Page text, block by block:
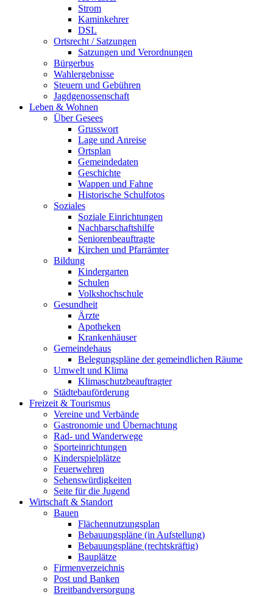
Strom
Kaminkehrer
DSL
Ortsrecht / Satzungen
Satzungen und Verordnungen
Bürgerbus
Wahlergebnisse
Steuern und Gebühren
Jagdgenossenschaft
Leben & Wohnen
Über Gesees
Grusswort
Lage und Anreise
Ortsplan
Gemeindedaten
Geschichte
Wappen und Fahne
Historische Schulfotos
Soziales
Soziale Einrichtungen
Nachbarschaftshilfe
Seniorenbeauftragte
Kirchen und Pfarrämter
Bildung
Kindergarten
Schulen
Volkshochschule
Gesundheit
Ärzte
Apotheken
Krankenhäuser
Gemeindehaus
Belegungspläne der gemeindlichen Räume
Umwelt und Klima
Klimaschutzbeauftragter
Städtebauförderung
Freizeit & Tourismus
Vereine und Verbände
Gastronomie und Übernachtung
Rad- und Wanderwege
Sporteinrichtungen
Kinderspielplätze
Feuerwehren
Sehenswürdigkeiten
Seite für die Jugend
Wirtschaft & Standort
Bauen
Flächennutzungsplan
Bebauungspläne (in Aufstellung)
Bebauungspläne (rechtskräftig)
Bauplätze
Firmenverzeichnis
Post und Banken
Breitbandversorgung